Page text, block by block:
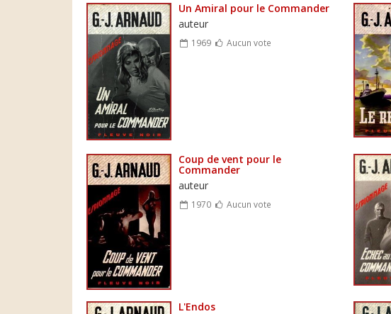
Un Amiral pour le Commander
auteur
1969 Aucun vote
Coup de vent pour le
Commander
auteur
1970 Aucun vote
L'Endos